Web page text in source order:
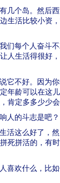
几个岛。然后
生活比较小资
们每个人奋斗
人生活得很好
它不好。因为
年龄可以在这
肯定多多少少会
人的斗志是吧？
活这么好了，
死拼活的，有
喜欢什么，比